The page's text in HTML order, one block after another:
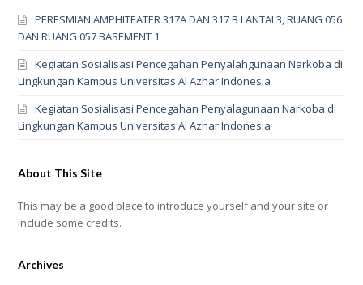
PERESMIAN AMPHITEATER 317A DAN 317 B LANTAI 3, RUANG 056
DAN RUANG 057 BASEMENT 1
Kegiatan Sosialisasi Pencegahan Penyalahgunaan Narkoba di
Lingkungan Kampus Universitas Al Azhar Indonesia
Kegiatan Sosialisasi Pencegahan Penyalagunaan Narkoba di
Lingkungan Kampus Universitas Al Azhar Indonesia
About This Site
This may be a good place to introduce yourself and your site or
include some credits.
Archives